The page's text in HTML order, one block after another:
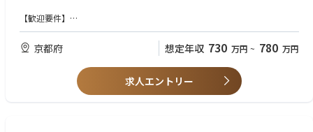
■組織構成
【歓迎要件】
・総務業務を幅広く経験された方
京都府 想定年収 730 万円 ~ 780 万円
求人エントリー